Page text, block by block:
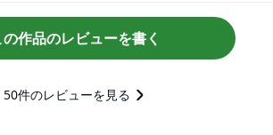
の作品のレビューを書く
50件のレビューを見る